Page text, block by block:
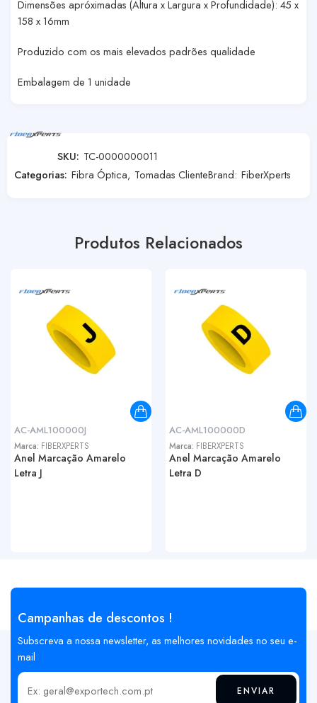
Dimensões apróximadas (Altura x Largura x Profundidade): 45 x
158 x 16mm
Produzido com os mais elevados padrões qualidade
Embalagem de 1 unidade
SKU: TC-0000000011
Categorias: Fibra Óptica, Tomadas ClienteBrand: FiberXperts
Produtos Relacionados
AC-AML100000J
Marca: FIBERXPERTS
Anel Marcação Amarelo
Letra J
AC-AML100000D
Marca: FIBERXPERTS
Anel Marcação Amarelo
Letra D
Campanhas de descontos !
Subscreva a nossa newsletter, as melhores novidades no seu e-
mail
Insira o seu email ENVIAR